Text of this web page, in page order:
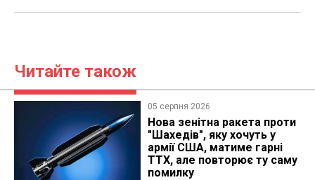
Читайте також
05 серпня 2026
Нова зенітна ракета проти
"Шахедів", яку хочуть у
армії США, матиме гарні
ТТХ, але повторює ту саму
помилку